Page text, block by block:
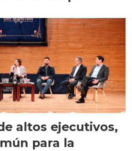
altos ejecutivos,
para la